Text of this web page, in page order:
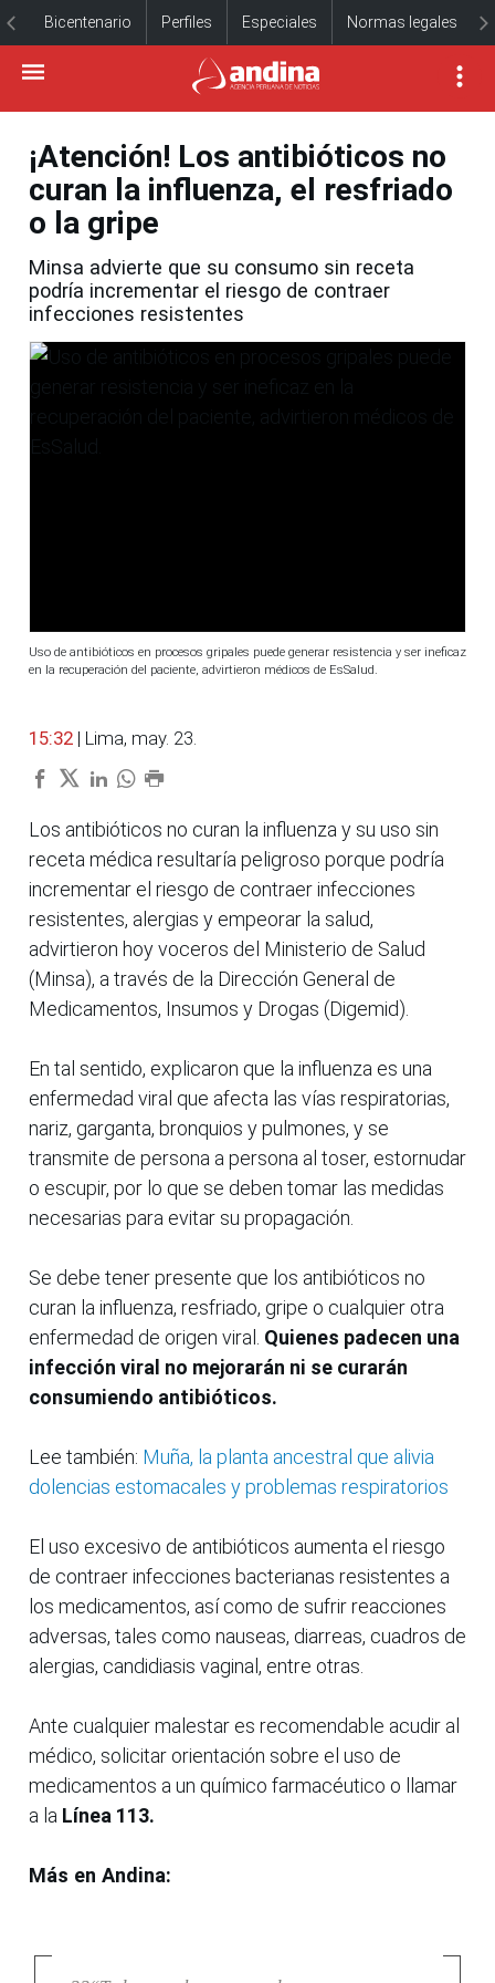
Bicentenario Perfiles Especiales Normas legales
¡Atención! Los antibióticos no
curan la influenza, el resfriado
o la gripe
Minsa advierte que su consumo sin receta
podría incrementar el riesgo de contraer
infecciones resistentes
Uso de antibióticos en procesos gripales puede generar resistencia y ser ineficaz
en la recuperación del paciente, advirtieron médicos de EsSalud.
15:32 | Lima, may. 23.
Los antibióticos no curan la influenza y su uso sin
receta médica resultaría peligroso porque podría
incrementar el riesgo de contraer infecciones
resistentes, alergias y empeorar la salud,
advirtieron hoy voceros del Ministerio de Salud
(Minsa), a través de la Dirección General de
Medicamentos, Insumos y Drogas (Digemid).
En tal sentido, explicaron que la influenza es una
enfermedad viral que afecta las vías respiratorias,
nariz, garganta, bronquios y pulmones, y se
transmite de persona a persona al toser, estornudar
o escupir, por lo que se deben tomar las medidas
necesarias para evitar su propagación.
Se debe tener presente que los antibióticos no
curan la influenza, resfriado, gripe o cualquier otra
enfermedad de origen viral. Quienes padecen una
infección viral no mejorarán ni se curarán
consumiendo antibióticos.
Lee también: Muña, la planta ancestral que alivia
dolencias estomacales y problemas respiratorios
El uso excesivo de antibióticos aumenta el riesgo
de contraer infecciones bacterianas resistentes a
los medicamentos, así como de sufrir reacciones
adversas, tales como nauseas, diarreas, cuadros de
alergias, candidiasis vaginal, entre otras.
Ante cualquier malestar es recomendable acudir al
médico, solicitar orientación sobre el uso de
medicamentos a un químico farmacéutico o llamar
a la Línea 113.
Más en Andina: